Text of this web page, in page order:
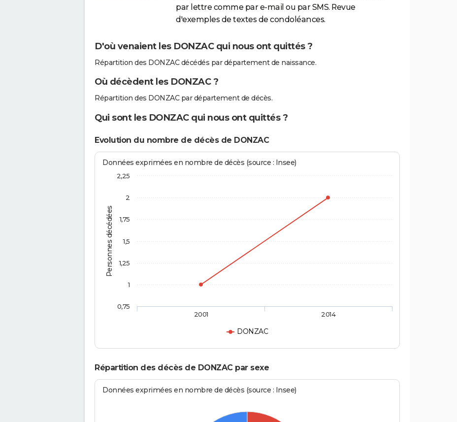
par lettre comme par e-mail ou par SMS. Revue
d'exemples de textes de condoléances.
D'où venaient les DONZAC qui nous ont quittés ?
Répartition des DONZAC décédés par département de naissance.
Où décèdent les DONZAC ?
Répartition des DONZAC par département de décès.
Qui sont les DONZAC qui nous ont quittés ?
Evolution du nombre de décès de DONZAC
Personnes décédées
Données exprimées en nombre de décès (source : Insee)
DONZAC
2001 2014
0,75
1
1,25
1,5
1,75
2
2,25
Répartition des décès de DONZAC par sexe
Données exprimées en nombre de décès (source : Insee)